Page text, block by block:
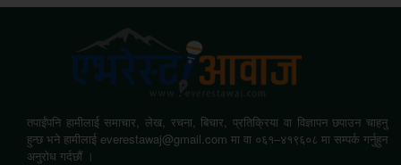
तपाईंपनि हामीलाई समाचार, लेख, रचना, बिचार, प्रतिक्रिया वा विज्ञापन छपाउन चाहनु
हुन्छ भने हामीलाई everestawaj@gmail.com मा वा ०६१–४१९६०८ मा सम्पर्क गर्नुहुन
अनुरोध गर्दछौं ।